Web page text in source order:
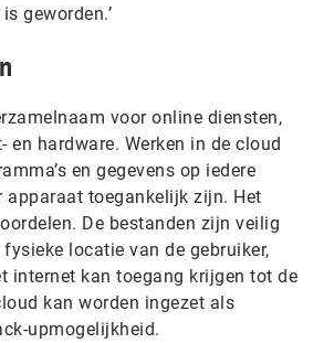
geworden.’
voor online diensten,
en hardware. Werken in de cloud
en gegevens op iedere
apparaat toegankelijk zijn. Het
De bestanden zijn veilig
locatie van de gebruiker,
internet kan toegang krijgen tot de
kan worden ingezet als
upmogelijkheid.